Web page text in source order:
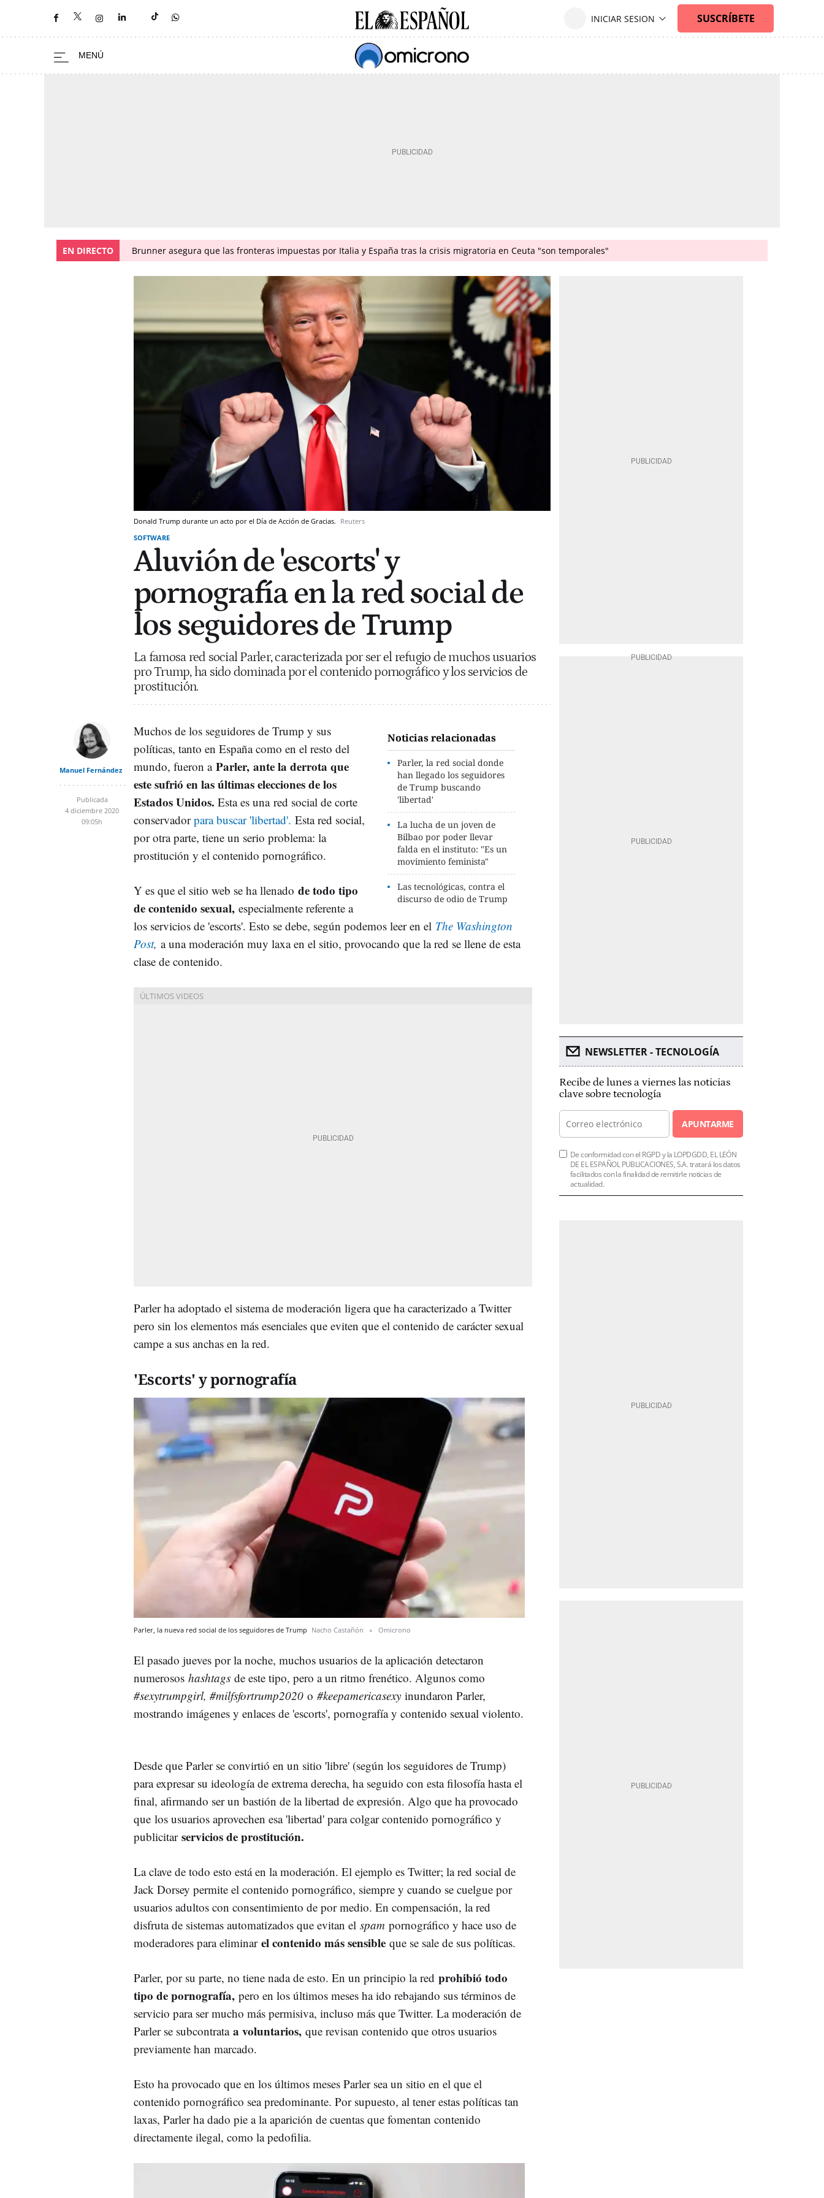
EN DIRECTO Brunner asegura que las fronteras impuestas por Italia y España tras la crisis migratoria en Ceuta "son temporales"
Donald Trump durante un acto por el Día de Acción de Gracias. Reuters
SOFTWARE
Aluvión de 'escorts' y
pornografía en la red social de
los seguidores de Trump
La famosa red social Parler, caracterizada por ser el refugio de muchos usuarios
pro Trump, ha sido dominada por el contenido pornográfico y los servicios de
prostitución.
Manuel Fernández
Publicada
4 diciembre 2020
09:05h
Noticias relacionadas
Parler, la red social donde
han llegado los seguidores
de Trump buscando
'libertad'
La lucha de un joven de
Bilbao por poder llevar
falda en el instituto: "Es un
movimiento feminista"
Las tecnológicas, contra el
discurso de odio de Trump
Muchos de los seguidores de Trump y sus
políticas, tanto en España como en el resto del
mundo, fueron a Parler, ante la derrota que
este sufrió en las últimas elecciones de los
Estados Unidos. Esta es una red social de corte
conservadorpara buscar 'libertad'. Esta red social,
por otra parte, tiene un serio problema: la
prostitución y el contenido pornográfico.
Y es que el sitio web se ha llenado de todo tipo
de contenido sexual, especialmente referente a
los servicios de 'escorts'. Esto se debe, según podemos leer en el The Washington
Post, a una moderación muy laxa en el sitio, provocando que la red se llene de esta
clase de contenido.
Parler ha adoptado el sistema de moderación ligera que ha caracterizado a Twitter
pero sin los elementos más esenciales que eviten que el contenido de carácter sexual
campe a sus anchas en la red.
'Escorts' y pornografía
Parler, la nueva red social de los seguidores de Trump Nacho Castañón Omicrono
El pasado jueves por la noche, muchos usuarios de la aplicación detectaron
numerosos hashtags de este tipo, pero a un ritmo frenético. Algunos como
#sexytrumpgirl, #milfsfortrump2020 o #keepamericasexy inundaron Parler,
mostrando imágenes y enlaces de 'escorts', pornografía y contenido sexual violento.
Desde que Parler se convirtió en un sitio 'libre' (según los seguidores de Trump)
para expresar su ideología de extrema derecha, ha seguido con esta filosofía hasta el
final, afirmando ser un bastión de la libertad de expresión. Algo que ha provocado
que los usuarios aprovechen esa 'libertad' para colgar contenido pornográfico y
publicitar servicios de prostitución.
La clave de todo esto está en la moderación. El ejemplo es Twitter; la red social de
Jack Dorsey permite el contenido pornográfico, siempre y cuando se cuelgue por
usuarios adultos con consentimiento de por medio. En compensación, la red
disfruta de sistemas automatizados que evitan el spam pornográfico y hace uso de
moderadores para eliminar el contenido más sensible que se sale de sus políticas.
Parler, por su parte, no tiene nada de esto. En un principio la red prohibió todo
tipo de pornografía, pero en los últimos meses ha ido rebajando sus términos de
servicio para ser mucho más permisiva, incluso más que Twitter. La moderación de
Parler se subcontrata a voluntarios, que revisan contenido que otros usuarios
previamente han marcado.
Esto ha provocado que en los últimos meses Parler sea un sitio en el que el
contenido pornográfico sea predominante. Por supuesto, al tener estas políticas tan
laxas, Parler ha dado pie a la aparición de cuentas que fomentan contenido
directamente ilegal, como la pedofilia.
NEWSLETTER - TECNOLOGÍA
Recibe de lunes a viernes las noticias
clave sobre tecnología
APUNTARME
De conformidad con el RGPD y la LOPDGDD, EL LEÓN
DE EL ESPAÑOL PUBLICACIONES, S.A. tratará los datos
facilitados con la finalidad de remitirle noticias de
actualidad.